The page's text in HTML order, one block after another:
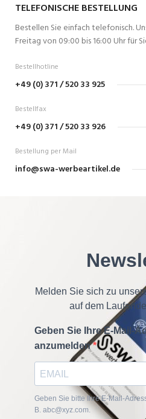
TELEFONISCHE BESTELLUNG
Bestellen Sie einfach telefonisch.
Freitag von 09:00 bis 16:00 Uhr für
Bestellhotline
+49 (0) 371 / 520 33 925
Bestellfax
+49 (0) 371 / 520 33 926
Bestellung per Mail
info@swa-werbeartikel.de
Melden Sie sich zu
auf dem
Geben Sie Ihre E-Mail-
anzumelden
Geben Sie bitte Ihre E-Mail-
B. abc@xyz.com.